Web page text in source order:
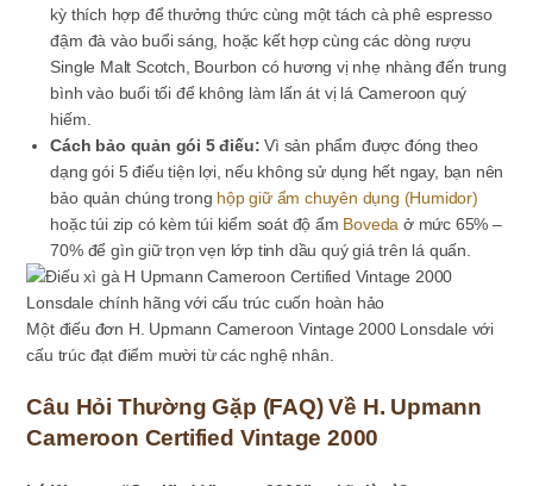
kỳ thích hợp để thưởng thức cùng một tách cà phê espresso
đậm đà vào buổi sáng, hoặc kết hợp cùng các dòng rượu
Single Malt Scotch, Bourbon có hương vị nhẹ nhàng đến trung
bình vào buổi tối để không làm lấn át vị lá Cameroon quý
hiếm.
Cách bảo quản gói 5 điếu: Vì sản phẩm được đóng theo
dạng gói 5 điếu tiện lợi, nếu không sử dụng hết ngay, bạn nên
bảo quản chúng trong hộp giữ ẩm chuyên dụng (Humidor)
hoặc túi zip có kèm túi kiểm soát độ ẩm Bovedaở mức 65% –
70% để gìn giữ trọn vẹn lớp tinh dầu quý giá trên lá quấn.
Một điếu đơn H. Upmann Cameroon Vintage 2000 Lonsdale với
cấu trúc đạt điểm mười từ các nghệ nhân.
Câu Hỏi Thường Gặp (FAQ) Về H. Upmann
Cameroon Certified Vintage 2000